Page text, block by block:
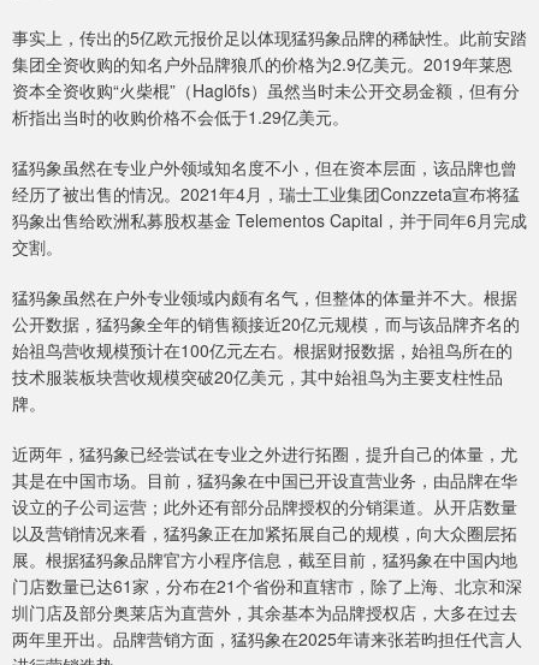
事实上，传出的5亿欧元报价足以体现猛犸象品牌的稀缺性。此前安踏
集团全资收购的知名户外品牌狼爪的价格为2.9亿美元。2019年莱恩
资本全资收购“火柴棍”（Haglöfs）虽然当时未公开交易金额，但有分
析指出当时的收购价格不会低于1.29亿美元。
猛犸象虽然在专业户外领域知名度不小，但在资本层面，该品牌也曾
经历了被出售的情况。2021年4月，瑞士工业集团Conzzeta宣布将猛
犸象出售给欧洲私募股权基金 Telementos Capital，并于同年6月完成
交割。
猛犸象虽然在户外专业领域内颇有名气，但整体的体量并不大。根据
公开数据，猛犸象全年的销售额接近20亿元规模，而与该品牌齐名的
始祖鸟营收规模预计在100亿元左右。根据财报数据，始祖鸟所在的
技术服装板块营收规模突破20亿美元，其中始祖鸟为主要支柱性品
牌。
近两年，猛犸象已经尝试在专业之外进行拓圈，提升自己的体量，尤
其是在中国市场。目前，猛犸象在中国已开设直营业务，由品牌在华
设立的子公司运营；此外还有部分品牌授权的分销渠道。从开店数量
以及营销情况来看，猛犸象正在加紧拓展自己的规模，向大众圈层拓
展。根据猛犸象品牌官方小程序信息，截至目前，猛犸象在中国内地
门店数量已达61家，分布在21个省份和直辖市，除了上海、北京和深
圳门店及部分奥莱店为直营外，其余基本为品牌授权店，大多在过去
两年里开出。品牌营销方面，猛犸象在2025年请来张若昀担任代言人